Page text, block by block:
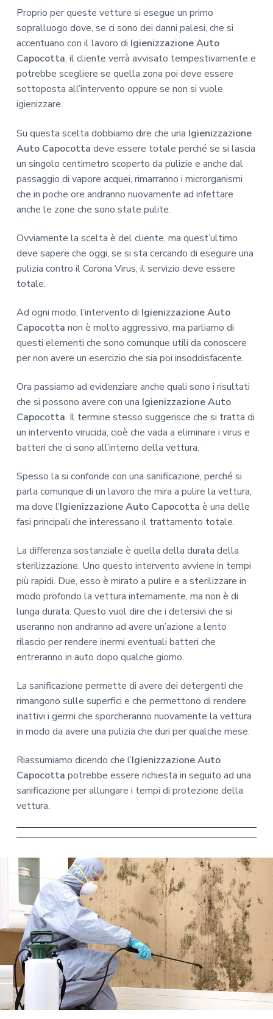
Proprio per queste vetture si esegue un primo
sopralluogo dove, se ci sono dei danni palesi, che si
accentuano con il lavoro di Igienizzazione Auto
Capocotta, il cliente verrà avvisato tempestivamente e
potrebbe scegliere se quella zona poi deve essere
sottoposta all’intervento oppure se non si vuole
igienizzare.
Su questa scelta dobbiamo dire che una Igienizzazione
Auto Capocotta deve essere totale perché se si lascia
un singolo centimetro scoperto da pulizie e anche dal
passaggio di vapore acquei, rimarranno i microrganismi
che in poche ore andranno nuovamente ad infettare
anche le zone che sono state pulite.
Ovviamente la scelta è del cliente, ma quest’ultimo
deve sapere che oggi, se si sta cercando di eseguire una
pulizia contro il Corona Virus, il servizio deve essere
totale.
Ad ogni modo, l’intervento di Igienizzazione Auto
Capocotta non è molto aggressivo, ma parliamo di
questi elementi che sono comunque utili da conoscere
per non avere un esercizio che sia poi insoddisfacente.
Ora passiamo ad evidenziare anche quali sono i risultati
che si possono avere con una Igienizzazione Auto
Capocotta. Il termine stesso suggerisce che si tratta di
un intervento virucida, cioè che vada a eliminare i virus e
batteri che ci sono all’interno della vettura.
Spesso la si confonde con una sanificazione, perché si
parla comunque di un lavoro che mira a pulire la vettura,
ma dove l’Igienizzazione Auto Capocotta è una delle
fasi principali che interessano il trattamento totale.
La differenza sostanziale è quella della durata della
sterilizzazione. Uno questo intervento avviene in tempi
più rapidi. Due, esso è mirato a pulire e a sterilizzare in
modo profondo la vettura internamente, ma non è di
lunga durata. Questo vuol dire che i detersivi che si
useranno non andranno ad avere un’azione a lento
rilascio per rendere inermi eventuali batteri che
entreranno in auto dopo qualche giorno.
La sanificazione permette di avere dei detergenti che
rimangono sulle superfici e che permettono di rendere
inattivi i germi che sporcheranno nuovamente la vettura
in modo da avere una pulizia che duri per qualche mese.
Riassumiamo dicendo che l’Igienizzazione Auto
Capocotta potrebbe essere richiesta in seguito ad una
sanificazione per allungare i tempi di protezione della
vettura.